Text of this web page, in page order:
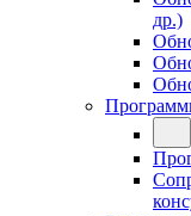
др.)